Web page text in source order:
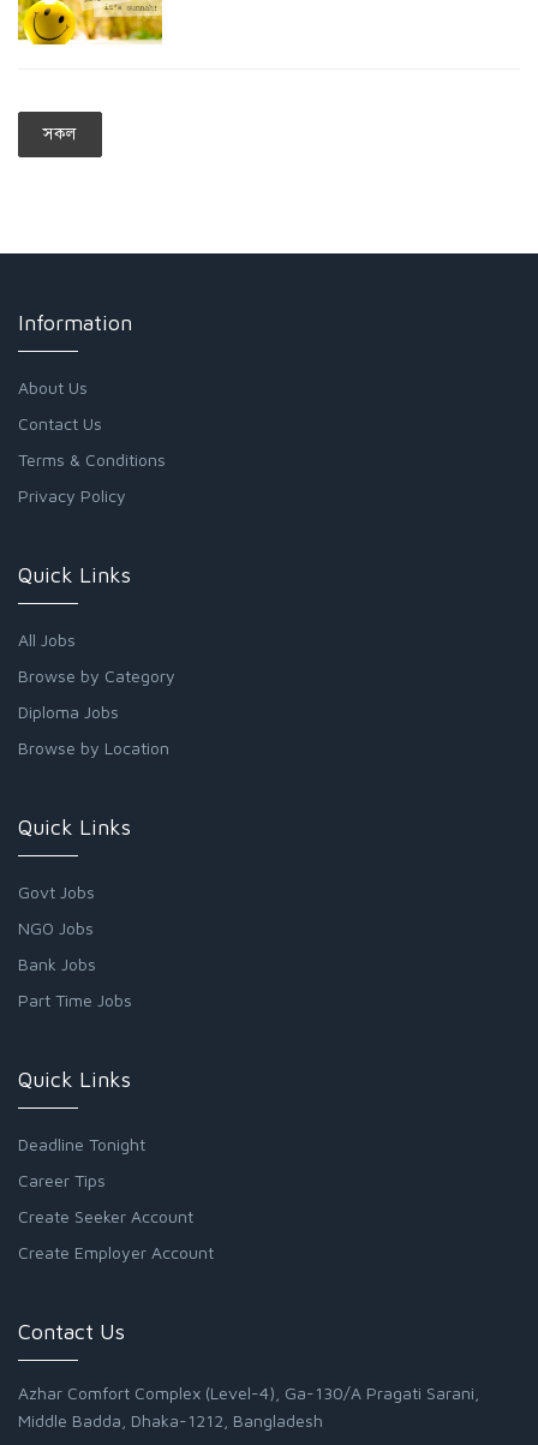
সকল
Information
About Us
Contact Us
Terms & Conditions
Privacy Policy
Quick Links
All Jobs
Browse by Category
Diploma Jobs
Browse by Location
Quick Links
Govt Jobs
NGO Jobs
Bank Jobs
Part Time Jobs
Quick Links
Deadline Tonight
Career Tips
Create Seeker Account
Create Employer Account
Contact Us
Azhar Comfort Complex (Level-4), Ga-130/A Pragati Sarani,
Middle Badda, Dhaka-1212, Bangladesh